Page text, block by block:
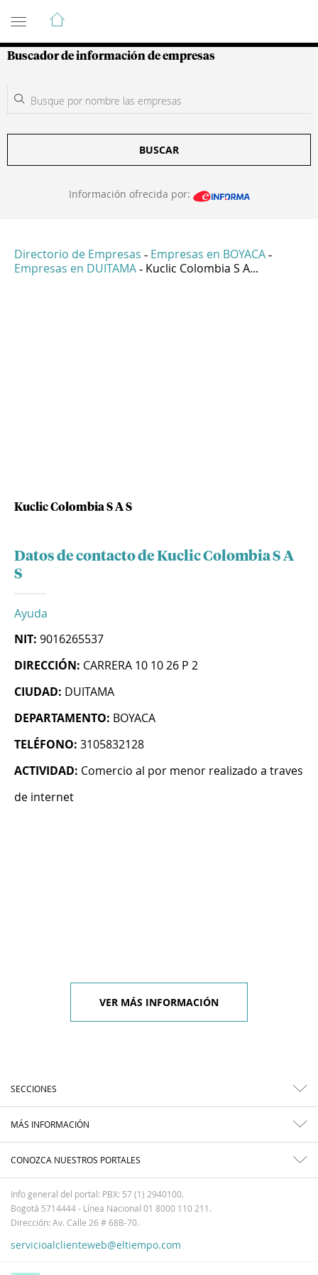
Guía de Empresas Colombianas
Buscador de información de empresas
BUSCAR
Información ofrecida por:
Directorio de Empresas - Empresas en BOYACA -
Empresas en DUITAMA - Kuclic Colombia S A...
Kuclic Colombia S A S
Datos de contacto de Kuclic Colombia S A
S
Ayuda
NIT: 9016265537
DIRECCIÓN: CARRERA 10 10 26 P 2
CIUDAD: DUITAMA
DEPARTAMENTO: BOYACA
TELÉFONO: 3105832128
ACTIVIDAD: Comercio al por menor realizado a traves
de internet
VER MÁS INFORMACIÓN
SECCIONES
MÁS INFORMACIÓN
CONOZCA NUESTROS PORTALES
Info general del portal: PBX: 57 (1) 2940100.
Bogotá 5714444 - Línea Nacional 01 8000 110 211.
Dirección: Av. Calle 26 # 68B-70.
servicioalclienteweb@eltiempo.com